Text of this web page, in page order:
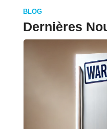
BLOG
Dernières